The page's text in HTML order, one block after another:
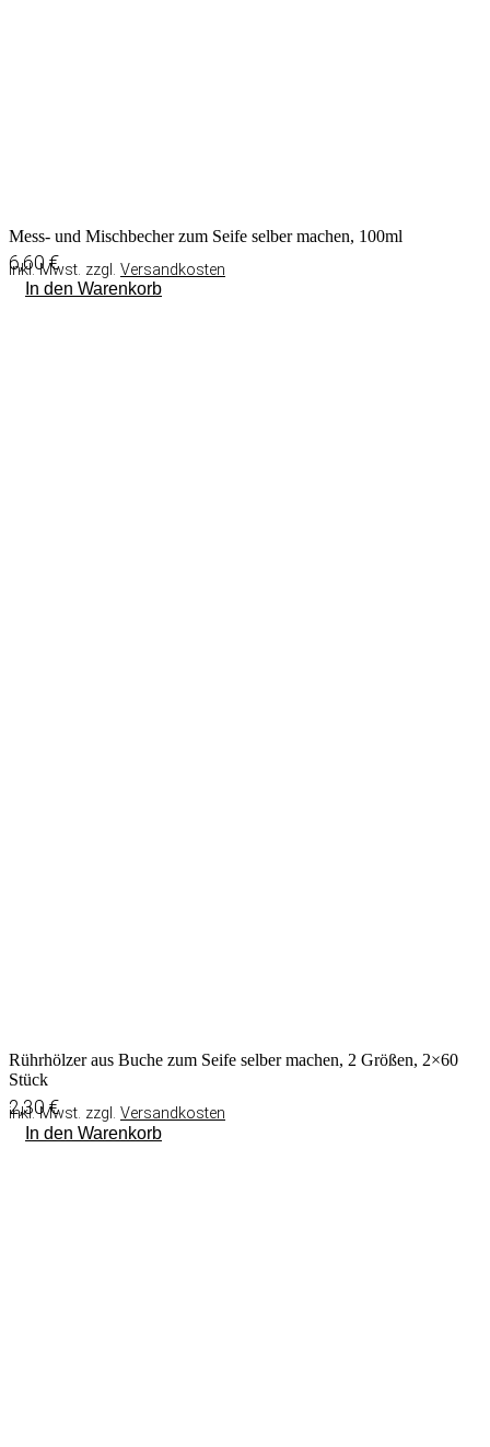
Mess- und Mischbecher zum Seife selber machen, 100ml
6,60€
inkl. Mwst. zzgl. Versandkosten
In den Warenkorb
Rührhölzer aus Buche zum Seife selber machen, 2 Größen, 2×60
Stück
2,30€
inkl. Mwst. zzgl. Versandkosten
In den Warenkorb